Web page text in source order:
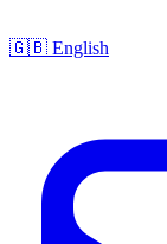
🇬🇧 English